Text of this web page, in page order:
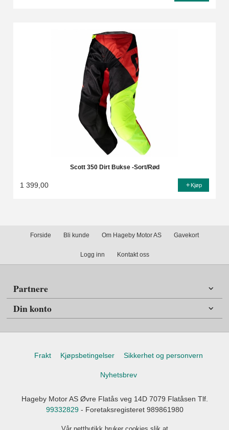
Scott 350 Dirt Bukse -Sort/Rød
1 399,00 Kjøp
Forside Bli kunde Om Hageby Motor AS Gavekort
Logg inn Kontakt oss
Partnere
Din konto
Frakt Kjøpsbetingelser Sikkerhet og personvern
Nyhetsbrev
Hageby Motor AS Øvre Flatås veg 14D 7079 Flatåsen Tlf.
99332829- Foretaksregisteret 989861980